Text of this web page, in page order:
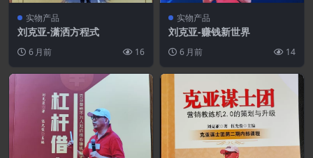
实物产品
刘克亚-潇洒方程式
6 月前 16
实物产品
刘克亚-赚钱新世界
6 月前 14